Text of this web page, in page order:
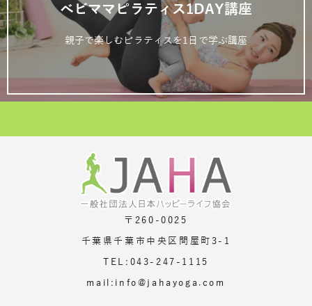
ベビママピラティス1DAY講座
親子で楽しむピラティスを1日で学ぶ講座
〒260-0025
千葉県千葉市中央区問屋町3-1
TEL:043-247-1115
mail:info@jahayoga.com